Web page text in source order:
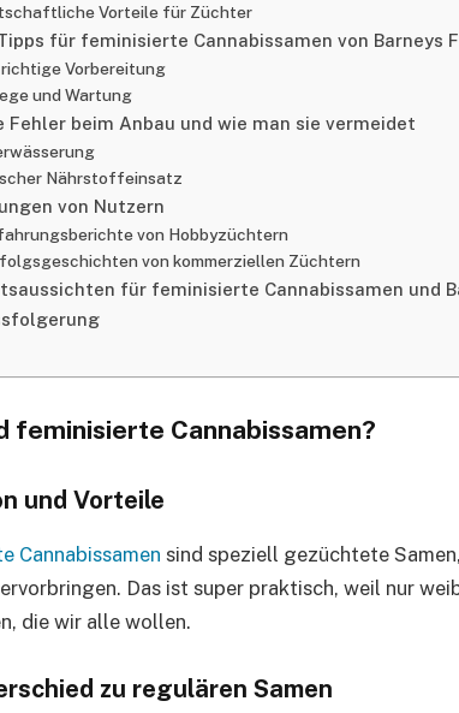
Vorteile für Züchter
für feminisierte Cannabissamen von Barneys
richtige Vorbereitung
und Wartung
Fehler beim Anbau und wie man sie vermeidet
Nährstoffeinsatz
von Nutzern
von Hobbyzüchtern
von kommerziellen Züchtern
für feminisierte Cannabissamen und
feminisierte Cannabissamen?
und Vorteile
Cannabissamen sind speziell gezüchtete
Das ist super praktisch, weil nur
die wir alle wollen.
zu regulären Samen